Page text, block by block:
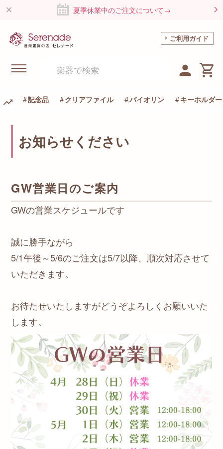
夏季休業中のご注文について→
ご利用ガイド
記念品 クリアファイル バイオリン キーホルダー
お知らせください
GW営業日のご案内
GWの営業スケジュールです
誠に勝手ながら
5/1午後～5/6のご注文は5/7以降、順次対応させて
いただきます。
お待たせいたしますがどうぞよろしくお願いいた
します。